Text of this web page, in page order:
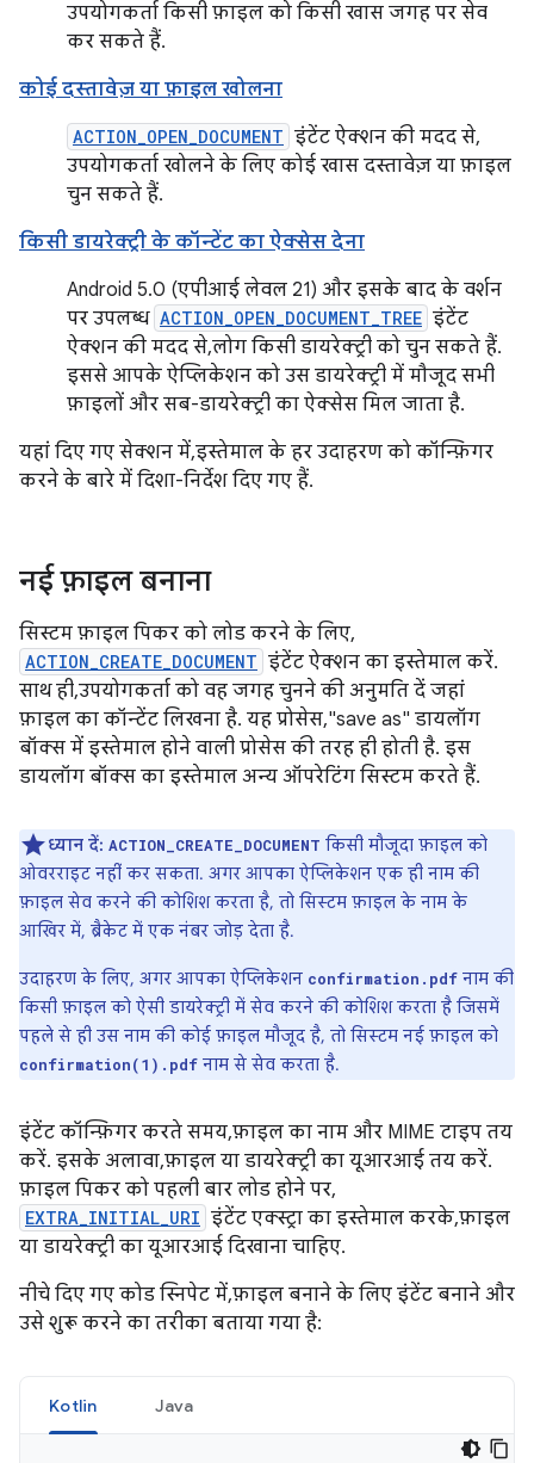
उपयोगकर्ता किसी फ़ाइल को किसी खास जगह पर सेव
कर सकते हैं.
कोई दस्तावेज़ या फ़ाइल खोलना
ACTION_OPEN_DOCUMENT इंटेंट ऐक्शन की मदद से,
उपयोगकर्ता खोलने के लिए कोई खास दस्तावेज़ या फ़ाइल
चुन सकते हैं.
किसी डायरेक्ट्री के कॉन्टेंट का ऐक्सेस देना
Android 5.0 (एपीआई लेवल 21) और इसके बाद के वर्शन
पर उपलब्ध ACTION_OPEN_DOCUMENT_TREE इंटेंट
ऐक्शन की मदद से, लोग किसी डायरेक्ट्री को चुन सकते हैं.
इससे आपके ऐप्लिकेशन को उस डायरेक्ट्री में मौजूद सभी
फ़ाइलों और सब-डायरेक्ट्री का ऐक्सेस मिल जाता है.
यहां दिए गए सेक्शन में, इस्तेमाल के हर उदाहरण को कॉन्फ़िगर
करने के बारे में दिशा-निर्देश दिए गए हैं.
नई फ़ाइल बनाना
सिस्टम फ़ाइल पिकर को लोड करने के लिए,
ACTION_CREATE_DOCUMENT इंटेंट ऐक्शन का इस्तेमाल करें.
साथ ही, उपयोगकर्ता को वह जगह चुनने की अनुमति दें जहां
फ़ाइल का कॉन्टेंट लिखना है. यह प्रोसेस, "save as" डायलॉग
बॉक्स में इस्तेमाल होने वाली प्रोसेस की तरह ही होती है. इस
डायलॉग बॉक्स का इस्तेमाल अन्य ऑपरेटिंग सिस्टम करते हैं.
ध्यान दें: ACTION_CREATE_DOCUMENT किसी मौजूदा फ़ाइल को
ओवरराइट नहीं कर सकता. अगर आपका ऐप्लिकेशन एक ही नाम की
फ़ाइल सेव करने की कोशिश करता है, तो सिस्टम फ़ाइल के नाम के
आखिर में, ब्रैकेट में एक नंबर जोड़ देता है.
उदाहरण के लिए, अगर आपका ऐप्लिकेशन confirmation.pdf नाम की
किसी फ़ाइल को ऐसी डायरेक्ट्री में सेव करने की कोशिश करता है जिसमें
पहले से ही उस नाम की कोई फ़ाइल मौजूद है, तो सिस्टम नई फ़ाइल को
confirmation(1).pdf नाम से सेव करता है.
इंटेंट कॉन्फ़िगर करते समय, फ़ाइल का नाम और MIME टाइप तय
करें. इसके अलावा, फ़ाइल या डायरेक्ट्री का यूआरआई तय करें.
फ़ाइल पिकर को पहली बार लोड होने पर,
EXTRA_INITIAL_URI इंटेंट एक्स्ट्रा का इस्तेमाल करके, फ़ाइल
या डायरेक्ट्री का यूआरआई दिखाना चाहिए.
नीचे दिए गए कोड स्निपेट में, फ़ाइल बनाने के लिए इंटेंट बनाने और
उसे शुरू करने का तरीका बताया गया है:
Kotlin Java